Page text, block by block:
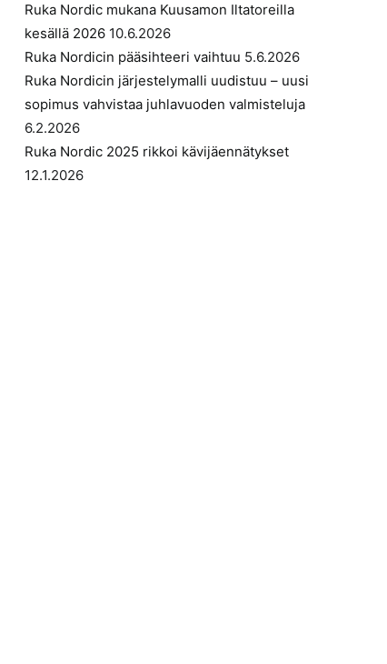
Ruka Nordic mukana Kuusamon Iltatoreilla
kesällä 2026 10.6.2026
Ruka Nordicin pääsihteeri vaihtuu 5.6.2026
Ruka Nordicin järjestelymalli uudistuu – uusi
sopimus vahvistaa juhlavuoden valmisteluja
6.2.2026
Ruka Nordic 2025 rikkoi kävijäennätykset
12.1.2026